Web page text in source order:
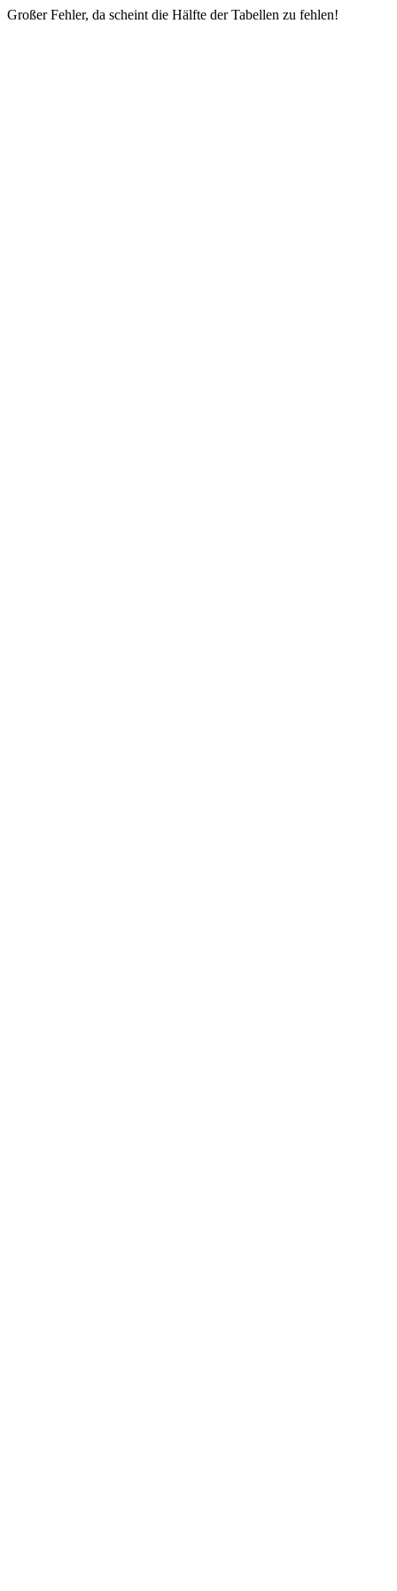
Großer Fehler, da scheint die Hälfte der Tabellen zu fehlen!